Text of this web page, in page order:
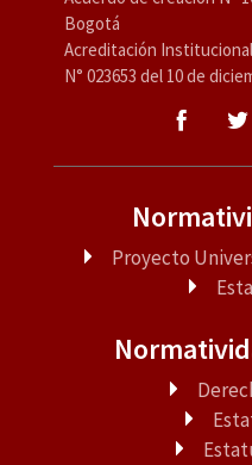
Bogotá
Acreditación
N° 023653 del 10 de
Proyecto